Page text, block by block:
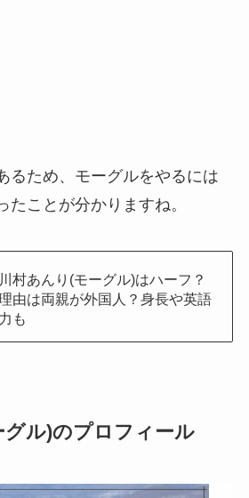
るため、モーグルをやるには
たことが分かりますね。
川村あんり(モーグル)はハーフ？
由は両親が外国人？身長や英語
力も
グル)のプロフィール